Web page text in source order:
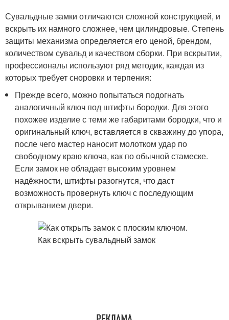
Сувальдные замки отличаются сложной конструкцией, и
вскрыть их намного сложнее, чем цилиндровые. Степень
защиты механизма определяется его ценой, брендом,
количеством сувальд и качеством сборки. При вскрытии,
профессионалы используют ряд методик, каждая из
которых требует сноровки и терпения:
Прежде всего, можно попытаться подогнать
аналогичный ключ под штифты бородки. Для этого
похожее изделие с теми же габаритами бородки, что и
оригинальный ключ, вставляется в скважину до упора,
после чего мастер наносит молотком удар по
свободному краю ключа, как по обычной стамеске.
Если замок не обладает высоким уровнем
надёжности, штифты разогнутся, что даст
возможность провернуть ключ с последующим
открыванием двери.